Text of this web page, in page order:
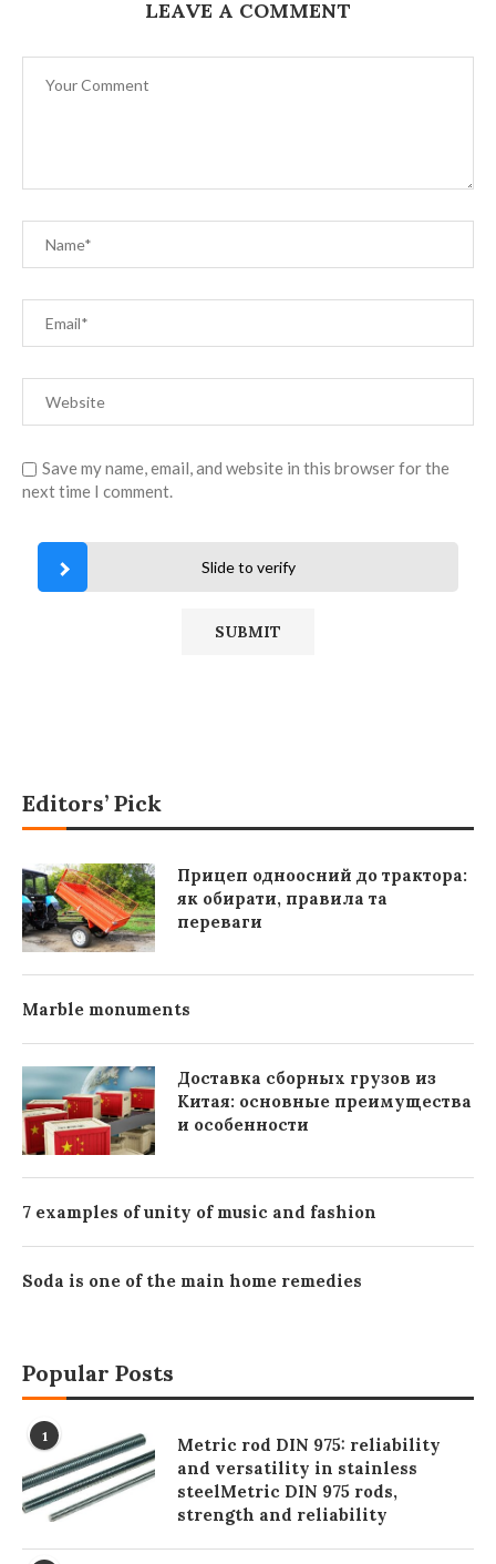
LEAVE A COMMENT
Save my name, email, and website in this browser for the
next time I comment.
Slide to verify
Editors’ Pick
Прицеп одноосний до трактора:
як обирати, правила та
переваги
Marble monuments
Доставка сборных грузов из
Китая: основные преимущества
и особенности
7 examples of unity of music and fashion
Soda is one of the main home remedies
Popular Posts
1
Metric rod DIN 975: reliability
and versatility in stainless
steelMetric DIN 975 rods,
strength and reliability